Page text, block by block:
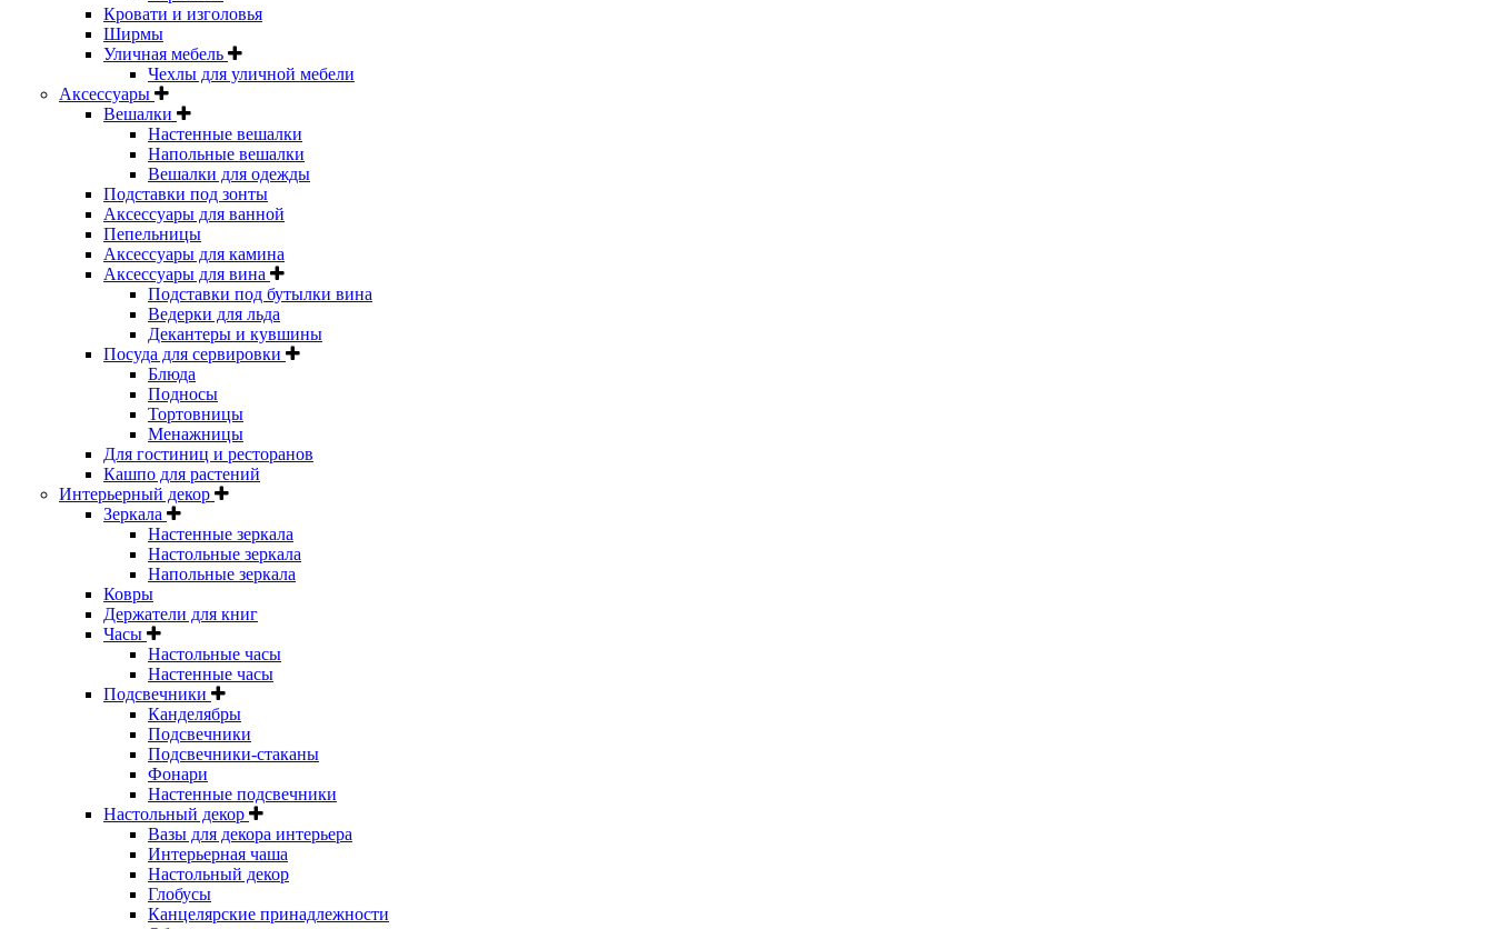
Кровати и изголовья
Ширмы
Уличная мебель
Чехлы для уличной мебели
Аксессуары
Вешалки
Настенные вешалки
Напольные вешалки
Вешалки для одежды
Подставки под зонты
Аксессуары для ванной
Пепельницы
Аксессуары для камина
Аксессуары для вина
Подставки под бутылки вина
Ведерки для льда
Декантеры и кувшины
Посуда для сервировки
Блюда
Подносы
Тортовницы
Менажницы
Для гостиниц и ресторанов
Кашпо для растений
Интерьерный декор
Зеркала
Настенные зеркала
Настольные зеркала
Напольные зеркала
Ковры
Держатели для книг
Часы
Настольные часы
Настенные часы
Подсвечники
Канделябры
Подсвечники
Подсвечники-стаканы
Фонари
Настенные подсвечники
Настольный декор
Вазы для декора интерьера
Интерьерная чаша
Настольный декор
Глобусы
Канцелярские принадлежности